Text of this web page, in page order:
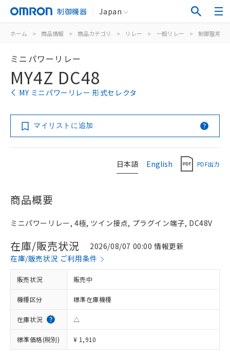
制御機器 Japan
ホーム > 商品情報 > 商品カテゴリ > リレー > 一般リレー > 制御盤用
ミニパワーリレー
MY4Z DC48
MY ミニパワーリレー 形式セレクタ
マイリストに追加
日本語 English PDF出力
商品概要
ミニパワーリレー, 4極, ツイン接点, プラグイン端子, DC48V
在庫/販売状況
2026/08/07 00:00 情報更新
在庫/販売状況 ご利用条件
販売状況 販売中
機種区分 標準在庫機種
在庫状況 △
標準価格(税別) ¥ 1,910